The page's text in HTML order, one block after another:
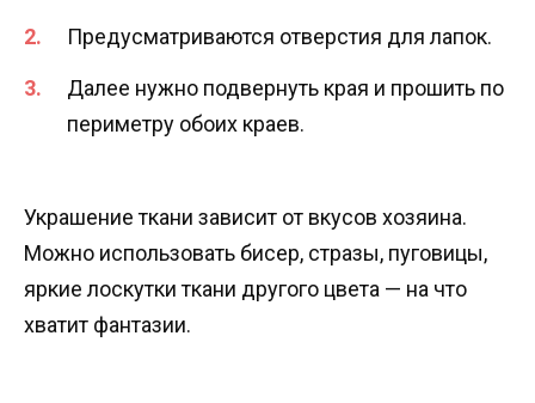
Предусматриваются отверстия для лапок.
Далее нужно подвернуть края и прошить по
периметру обоих краев.
Украшение ткани зависит от вкусов хозяина.
Можно использовать бисер, стразы, пуговицы,
яркие лоскутки ткани другого цвета — на что
хватит фантазии.